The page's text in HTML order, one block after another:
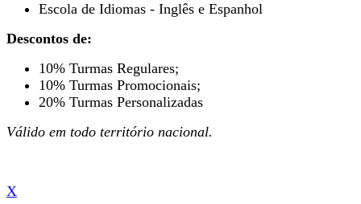
Escola de Idiomas - Inglês e Espanhol
Descontos de:
10% Turmas Regulares;
10% Turmas Promocionais;
20% Turmas Personalizadas
Válido em todo território nacional.
X